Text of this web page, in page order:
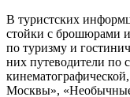
В туристских
стойки с брошюрами
по туризму и
них путеводители по
Москвы»,